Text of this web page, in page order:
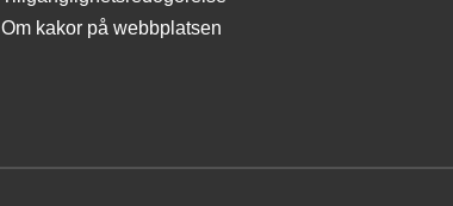
Om kakor på webbplatsen